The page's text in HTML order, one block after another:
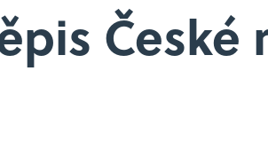
Právní činnost se
Právní činnost se